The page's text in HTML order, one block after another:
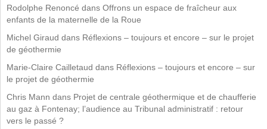
Rodolphe Renoncé dans Offrons un espace de fraîcheur aux
enfants de la maternelle de la Roue
Michel Giraud dans Réflexions – toujours et encore – sur le projet
de géothermie
Marie-Claire Cailletaud dans Réflexions – toujours et encore – sur
le projet de géothermie
Chris Mann dans Projet de centrale géothermique et de chaufferie
au gaz à Fontenay; l’audience au Tribunal administratif : retour
vers le passé ?